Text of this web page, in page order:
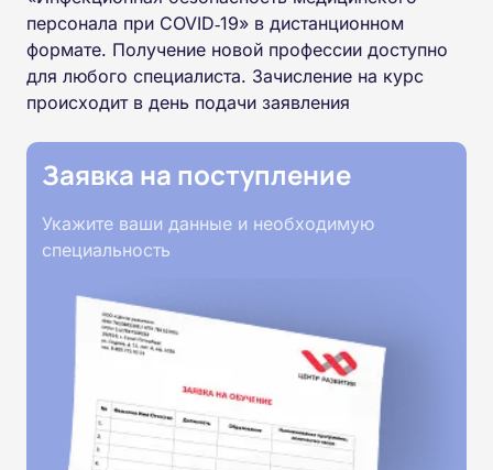
персонала при COVID‑19» в дистанционном
формате. Получение новой профессии доступно
для любого специалиста. Зачисление на курс
происходит в день подачи заявления
Заявка на поступление
Укажите ваши данные и необходимую
специальность